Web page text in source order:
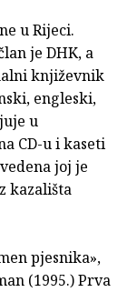
u Rijeci.
je DHK, a
književnik
engleski,
u
CD-u i kaseti
joj je
kazališta
pjesnika»,
(1995.) Prva